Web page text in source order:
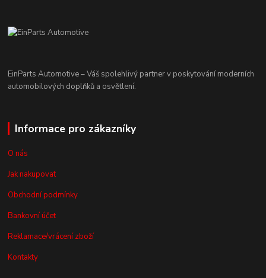
EinParts Automotive – Váš spolehlivý partner v poskytování moderních
automobilových doplňků a osvětlení.
Informace pro zákazníky
O nás
Jak nakupovat
Obchodní podmínky
Bankovní účet
Reklamace/vrácení zboží
Kontakty